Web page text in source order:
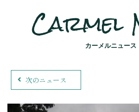
Carmel
カーメルニュース
次のニュース